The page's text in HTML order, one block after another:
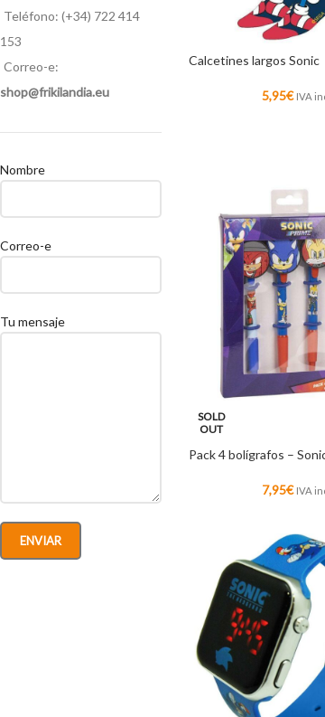
Teléfono: (+34) 722 414
153
Correo-e:
shop@frikilandia.eu
Nombre
Correo-e
Tu mensaje
Calcetines largos Sonic
5,95€ IVA
SOLD
OUT
Pack 4 bolígrafos –
7,95€ IVA